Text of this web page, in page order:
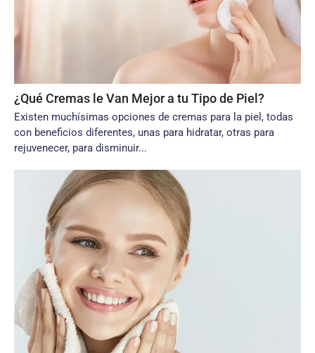
¿Qué Cremas le Van Mejor a tu Tipo de Piel?
Existen muchísimas opciones de cremas para la piel, todas
con beneficios diferentes, unas para hidratar, otras para
rejuvenecer, para disminuir...